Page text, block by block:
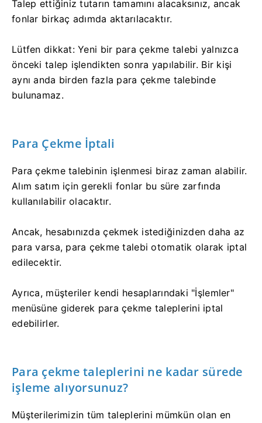
Talep ettiğiniz tutarın tamamını alacaksınız, ancak
fonlar birkaç adımda aktarılacaktır.
Lütfen dikkat: Yeni bir para çekme talebi yalnızca
önceki talep işlendikten sonra yapılabilir. Bir kişi
aynı anda birden fazla para çekme talebinde
bulunamaz.
Para Çekme İptali
Para çekme talebinin işlenmesi biraz zaman alabilir.
Alım satım için gerekli fonlar bu süre zarfında
kullanılabilir olacaktır.
Ancak, hesabınızda çekmek istediğinizden daha az
para varsa, para çekme talebi otomatik olarak iptal
edilecektir.
Ayrıca, müşteriler kendi hesaplarındaki "İşlemler"
menüsüne giderek para çekme taleplerini iptal
edebilirler.
Para çekme taleplerini ne kadar sürede
işleme alıyorsunuz?
Müşterilerimizin tüm taleplerini mümkün olan en